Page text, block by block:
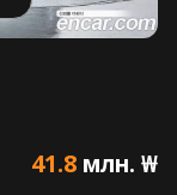
41.8 млн. ₩